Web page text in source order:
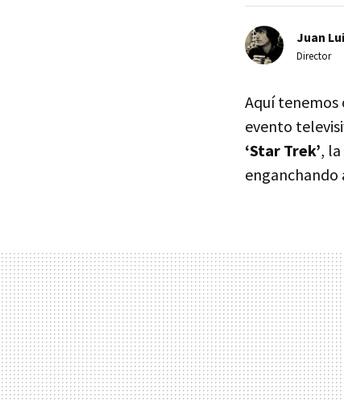
Juan
Director
Aquí
evento
‘Star Trek’,
enganchando